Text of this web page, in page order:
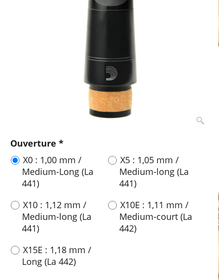
Ouverture *
X0 : 1,00 mm /
Medium-Long (La
441)
X5 : 1,05 mm /
Medium-long (La
441)
X10 : 1,12 mm /
Medium-long (La
441)
X10E : 1,11 mm /
Medium-court (La
442)
X15E : 1,18 mm /
Long (La 442)